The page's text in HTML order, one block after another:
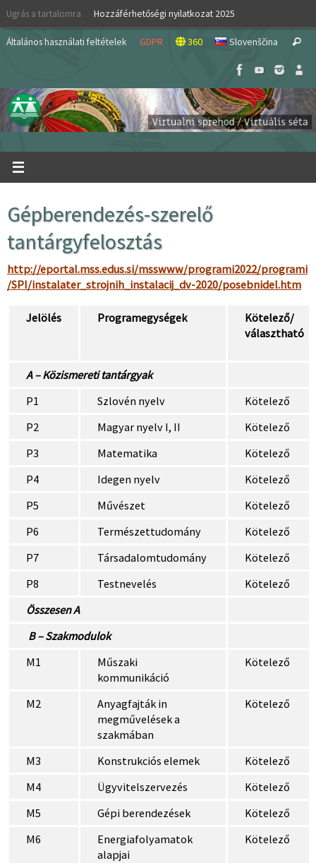
Skip
content
Ugrás a tartalomra Hozzáférhetőségi nyilatkozat 2025
Általános használati feltételek GDPR 360 Slovenščina Search
Gépberendezés-szerelő
tantárgyfelosztás
http://eportal.mss.edus.si/msswww/programi2022/programi
/SPI/instalater_strojnih_instalacij_dv-2020/posebnidel.htm
Jelölés Programegységek
Kötelező/
választható
A – Közismereti tantárgyak
P1
Szlovén nyelv
Kötelező
P2
Magyar nyelv I, II
Kötelező
P3
Matematika
Kötelező
P4
Idegen nyelv
Kötelező
P5
Művészet
Kötelező
P6
Természettudomány
Kötelező
P7
Társadalomtudomány
Kötelező
P8
Testnevelés
Kötelező
Összesen A
B – Szakmodulok
M1
Műszaki
kommunikáció
Kötelező
M2
Anyagfajták in
megművelések a
szakmában
Kötelező
M3 Konstrukciós elemek
Kötelező
M4
Ügyvitelszervezés
Kötelező
M5
Gépi berendezések
Kötelező
M6
Energiafolyamatok
alapjai
Kötelező